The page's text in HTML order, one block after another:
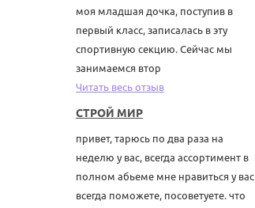
моя младшая дочка, поступив в
первый класс, записалась в эту
спортивную секцию. Сейчас мы
занимаемся втор
Читать весь отзыв
СТРОЙ МИР
привет, тарюсь по два раза на
неделю у вас, всегда ассортимент в
полном абьеме мне нравиться у вас
всегда поможете, посоветуете. что